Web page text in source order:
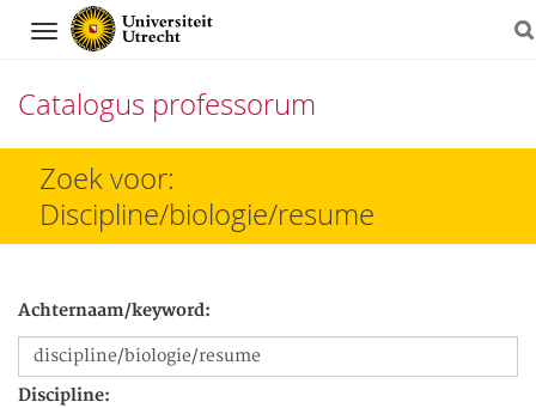
Navigation
Catalogus professorum
Direct
het
Zoek voor:
Discipline/biologie/resume
Achternaam/keyword:
Discipline: